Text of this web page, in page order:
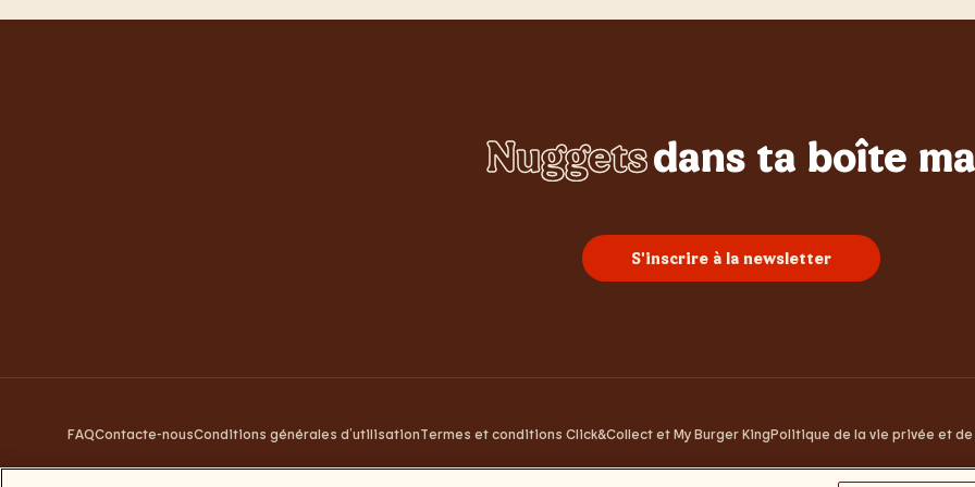
Nuggetsdans ta boîte
S'inscrire à la newsletter
FAQContacte-nousConditions générales d’utilisationTermes et conditions Click&Collect et My Burger KingPolitique de la vie privée et